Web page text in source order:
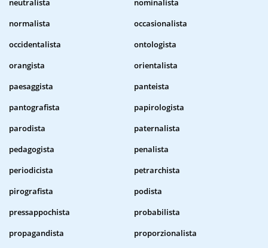
neutralista
nominalista
normalista
occasionalista
occidentalista
ontologista
orangista
orientalista
paesaggista
panteista
pantografista
papirologista
parodista
paternalista
pedagogista
penalista
periodicista
petrarchista
pirografista
podista
pressappochista
probabilista
propagandista
proporzionalista